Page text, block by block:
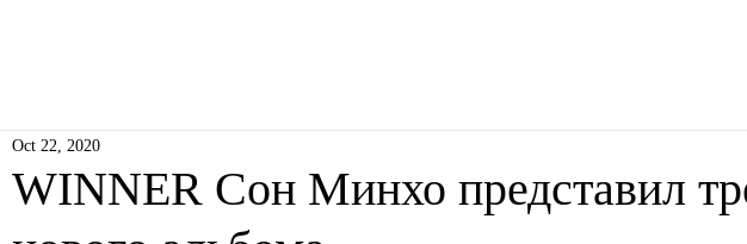
WINNER Сон Минхо представил
Oct 22, 2020